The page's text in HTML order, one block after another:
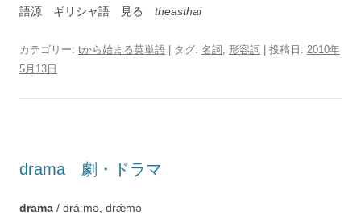
語源 ギリシャ語 見る theasthai
カテゴリー: tから始まる英単語 | タグ: 名詞 , 形容詞 | 投稿日: 2010年
5月13日
drama 劇・ドラマ
drama / dráːmə, drǽmə